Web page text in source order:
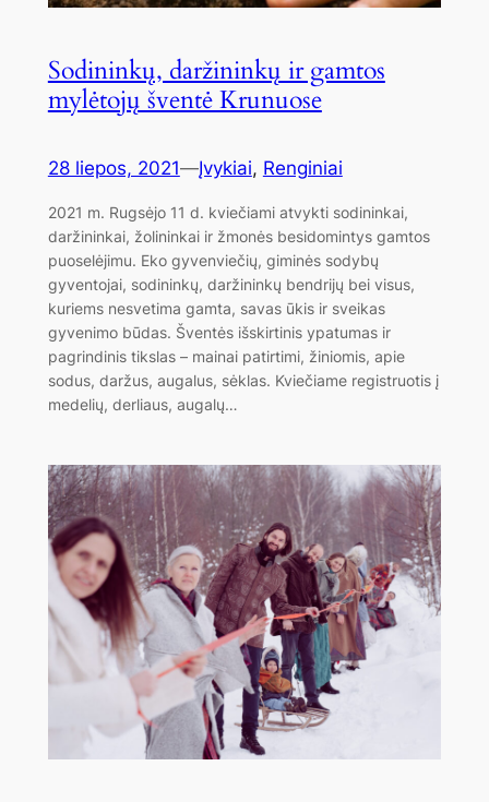
Sodininkų, daržininkų ir gamtos
mylėtojų šventė Krunuose
28 liepos, 2021—Įvykiai, Renginiai
2021 m. Rugsėjo 11 d. kviečiami atvykti sodininkai,
daržininkai, žolininkai ir žmonės besidomintys gamtos
puoselėjimu. Eko gyvenviečių, giminės sodybų
gyventojai, sodininkų, daržininkų bendrijų bei visus,
kuriems nesvetima gamta, savas ūkis ir sveikas
gyvenimo būdas. Šventės išskirtinis ypatumas ir
pagrindinis tikslas – mainai patirtimi, žiniomis, apie
sodus, daržus, augalus, sėklas. Kviečiame registruotis į
medelių, derliaus, augalų…